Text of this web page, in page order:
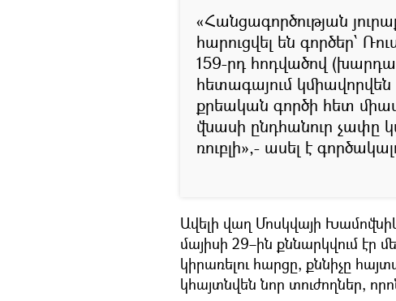
«Հանցագործության
հարուցվել են գործեր՝
159-րդ հոդվածով
հետագայում կմիավորվեն
քրեական գործի հետ
վնասի ընդհանուր չափը
ռուբլի»,- ասել է
Ավելի վաղ Մոսկվայի
մայիսի 29–ին քննարկվում էր
կիրառելու հարցը, քննիչը
կհայտնվեն նոր տուժողներ,